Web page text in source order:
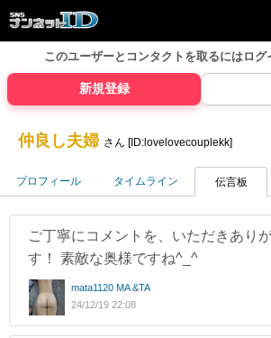
このユーザーとコンタクトを取るにはログ
新規登録
仲良し夫婦 さん [ID:lovelovecouplekk]
プロフィール タイムライン 伝言板
ご丁寧にコメントを、いただきあり
す！ 素敵な奥様ですね^_^
mata1120 MA &TA
24/12/19 22:08